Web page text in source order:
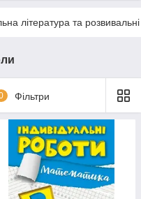
література та
Фільтри